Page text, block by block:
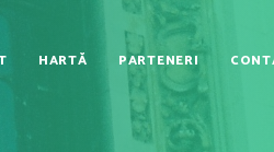
HARTĂ PARTENERI